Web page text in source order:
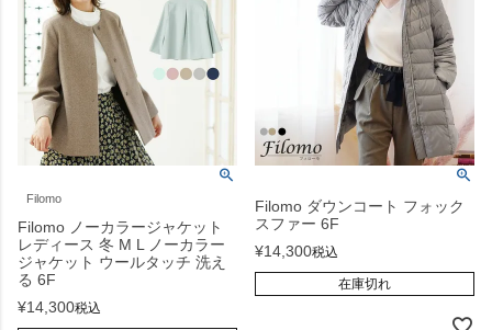
Filomo
Filomo ノーカラージャケット
レディース 冬 M L ノーカラー
ジャケット ウールタッチ 洗え
る 6F
¥14,300税込
Filomo ダウンコート フォック
スファー 6F
¥14,300税込
在庫切れ